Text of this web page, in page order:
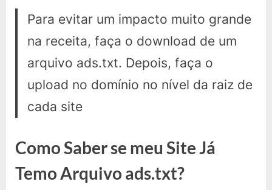
Para evitar um impacto muito grande
na receita, faça o download de um
arquivo ads.txt. Depois, faça o
upload no domínio no nível da raiz de
cada site
Como Saber se meu Site Já
Temo Arquivo ads.txt?